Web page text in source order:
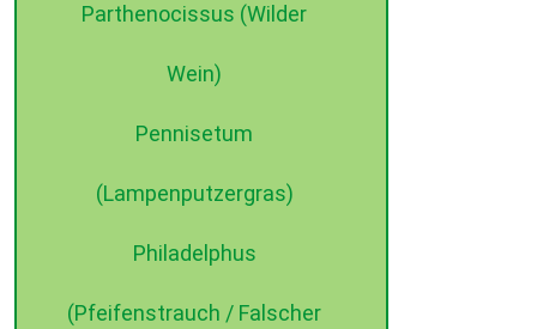
Parthenocissus (Wilder
Wein)
Pennisetum
(Lampenputzergras)
Philadelphus
(Pfeifenstrauch / Falscher